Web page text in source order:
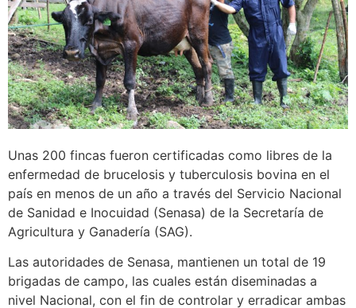
Unas 200 fincas fueron certificadas como libres de la
enfermedad de brucelosis y tuberculosis bovina en el
país en menos de un año a través del Servicio Nacional
de Sanidad e Inocuidad (Senasa) de la Secretaría de
Agricultura y Ganadería (SAG).
Las autoridades de Senasa, mantienen un total de 19
brigadas de campo, las cuales están diseminadas a
nivel Nacional, con el fin de controlar y erradicar ambas